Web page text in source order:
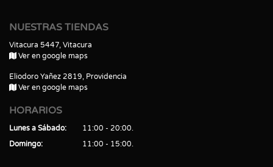
NUESTRAS TIENDAS
Vitacura 5447, Vitacura
Ver en google maps
Eliodoro Yañez 2819, Providencia
Ver en google maps
HORARIOS
Lunes a Sábado
11:00 - 20:00
Domingo
11:00 - 15:00